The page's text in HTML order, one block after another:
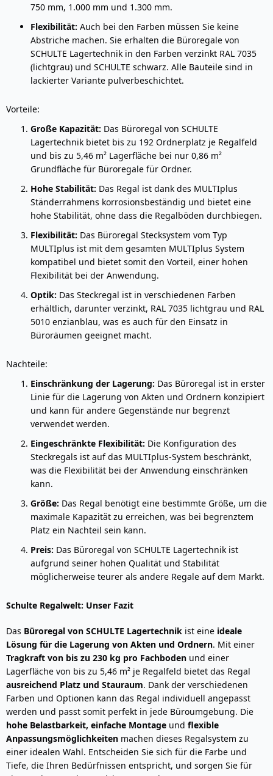
750 mm, 1.000 mm und 1.300 mm.
Flexibilität: Auch bei den Farben müssen Sie keine
Abstriche machen. Sie erhalten die Büroregale von
SCHULTE Lagertechnik in den Farben verzinkt RAL 7035
(lichtgrau) und SCHULTE schwarz. Alle Bauteile sind in
lackierter Variante pulverbeschichtet.
Vorteile:
Große Kapazität: Das Büroregal von SCHULTE
Lagertechnik bietet bis zu 192 Ordnerplatz je Regalfeld
und bis zu 5,46 m² Lagerfläche bei nur 0,86 m²
Grundfläche für Büroregale für Ordner.
Hohe Stabilität: Das Regal ist dank des MULTIplus
Ständerrahmens korrosionsbeständig und bietet eine
hohe Stabilität, ohne dass die Regalböden durchbiegen.
Flexibilität: Das Büroregal Stecksystem vom Typ
MULTIplus ist mit dem gesamten MULTIplus System
kompatibel und bietet somit den Vorteil, einer hohen
Flexibilität bei der Anwendung.
Optik: Das Steckregal ist in verschiedenen Farben
erhältlich, darunter verzinkt, RAL 7035 lichtgrau und RAL
5010 enzianblau, was es auch für den Einsatz in
Büroräumen geeignet macht.
Nachteile:
Einschränkung der Lagerung: Das Büroregal ist in erster
Linie für die Lagerung von Akten und Ordnern konzipiert
und kann für andere Gegenstände nur begrenzt
verwendet werden.
Eingeschränkte Flexibilität: Die Konfiguration des
Steckregals ist auf das MULTIplus-System beschränkt,
was die Flexibilität bei der Anwendung einschränken
kann.
Größe: Das Regal benötigt eine bestimmte Größe, um die
maximale Kapazität zu erreichen, was bei begrenztem
Platz ein Nachteil sein kann.
Preis: Das Büroregal von SCHULTE Lagertechnik ist
aufgrund seiner hohen Qualität und Stabilität
möglicherweise teurer als andere Regale auf dem Markt.
Schulte Regalwelt: Unser Fazit
Das Büroregal von SCHULTE Lagertechnik ist eine ideale
Lösung für die Lagerung von Akten und Ordnern. Mit einer
Tragkraft von bis zu 230 kg pro Fachboden und einer
Lagerfläche von bis zu 5,46 m² je Regalfeld bietet das Regal
ausreichend Platz und Stauraum. Dank der verschiedenen
Farben und Optionen kann das Regal individuell angepasst
werden und passt somit perfekt in jede Büroumgebung. Die
hohe Belastbarkeit, einfache Montage und flexible
Anpassungsmöglichkeiten machen dieses Regalsystem zu
einer idealen Wahl. Entscheiden Sie sich für die Farbe und
Tiefe, die Ihren Bedürfnissen entspricht, und sorgen Sie für